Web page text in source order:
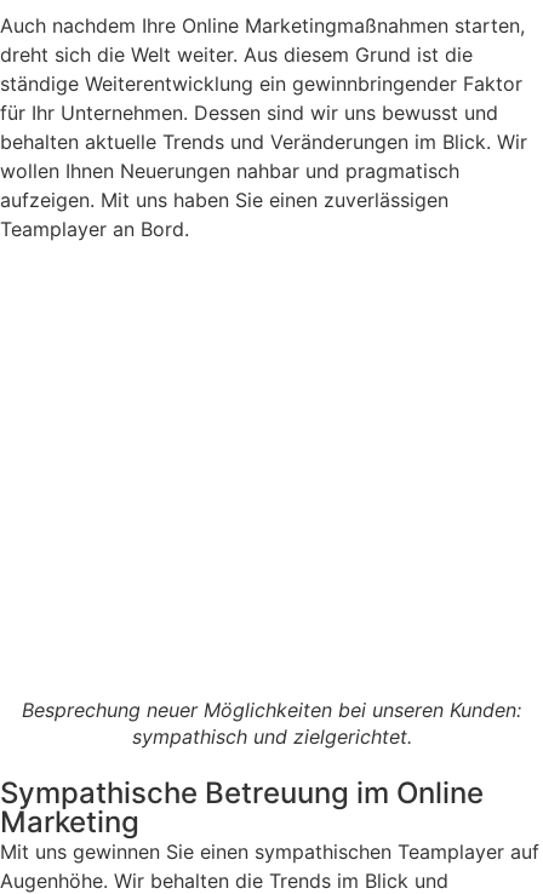
Auch nachdem Ihre Online Marketingmaßnahmen starten,
dreht sich die Welt weiter. Aus diesem Grund ist die
ständige Weiterentwicklung ein gewinnbringender Faktor
für Ihr Unternehmen. Dessen sind wir uns bewusst und
behalten aktuelle Trends und Veränderungen im Blick. Wir
wollen Ihnen Neuerungen nahbar und pragmatisch
aufzeigen. Mit uns haben Sie einen zuverlässigen
Teamplayer an Bord.
Besprechung neuer Möglichkeiten bei unseren Kunden:
sympathisch und zielgerichtet.
Sympathische Betreuung im Online
Marketing
Mit uns gewinnen Sie einen sympathischen Teamplayer auf
Augenhöhe. Wir behalten die Trends im Blick und